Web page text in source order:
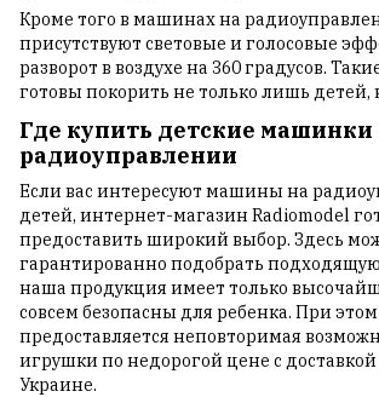
Кроме того в машинах на
присутствуют световые и голосовые
разворот в воздухе на 360 градусов.
готовы покорить не только лишь детей,
Где купить детские машинки
радиоуправлении
Если вас интересуют машины на
детей, интернет-магазин Radiomodel
предоставить широкий выбор. Здесь
гарантированно подобрать
наша продукция имеет только
совсем безопасны для ребенка. При
предоставляется неповторимая
игрушки по недорогой цене с доставкой
Украине.